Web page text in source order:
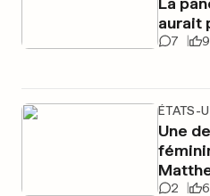
aurait
7 9
ÉTATS-
Une
2